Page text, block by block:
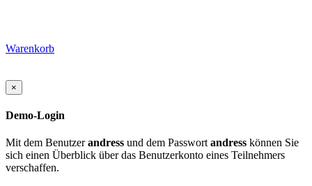
Warenkorb
×
Demo-Login
Mit dem Benutzerandress und dem Passwort andress können Sie
sich einen Überblick über das Benutzerkonto eines Teilnehmers
verschaffen.